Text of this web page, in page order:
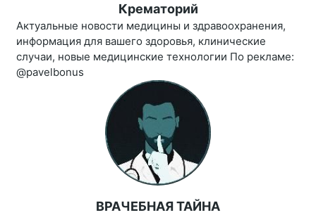
Крематорий
Актуальные новости медицины и здравоохранения,
информация для вашего здоровья, клинические
случаи, новые медицинские технологии По рекламе:
@pavelbonus
ВРАЧЕБНАЯ ТАЙНА